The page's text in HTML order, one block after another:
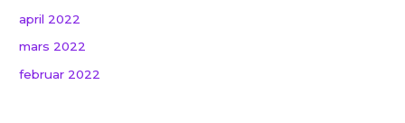
april 2022
mars 2022
februar 2022